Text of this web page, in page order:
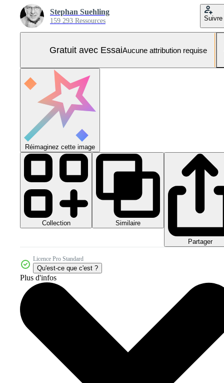
Stephan Suehling
159 293 Ressources Suivre
Gratuit avec EssaiAucune attribution requise
Réimaginez cette image
Collection Similaire
Partager
Licence Pro Standard
Qu'est-ce que c'est ?
Plus d'infos